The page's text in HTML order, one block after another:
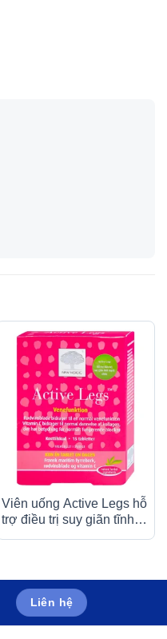
Viên uống Active Legs hỗ
trợ điều trị suy giãn tĩnh
mạch chân (15 viên)
Liên hệ